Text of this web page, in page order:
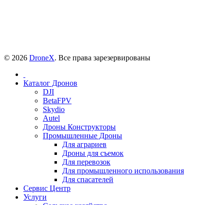
© 2026 DroneX. Все права зарезервированы
Каталог Дронов
DJI
BetaFPV
Skydio
Autel
Дроны Конструкторы
Промышленные Дроны
Для аграриев
Дроны для съемок
Для перевозок
Для промышленного использования
Для спасателей
Сервис Центр
Услуги